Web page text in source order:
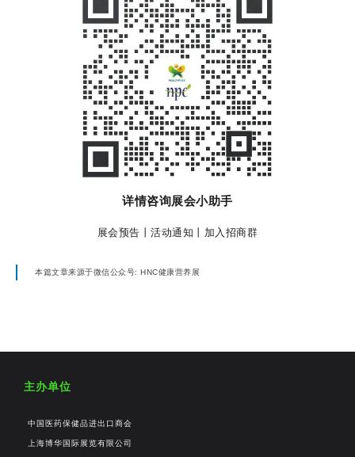
详情咨询展会小助手
展会预告丨活动通知丨加入招商群
本篇文章来源于微信公众号: HNC健康营养展
主办单位
中国医药保健品进出口商会
上海博华国际展览有限公司